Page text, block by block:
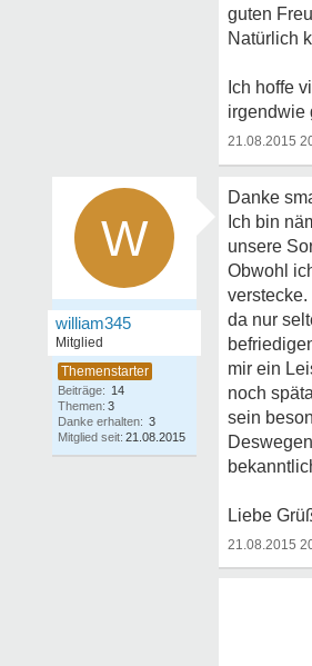
guten
Natürlich
Ich hoffe
irgendwie
21.08.2015
W
william345
Mitglied
Beiträge: 14
Themen: 3
Danke erhalten: 3
Mitglied seit: 21.08.2015
Danke
Ich bin
unsere
Obwohl
da nur
mir ein
noch
sein
Liebe
21.08.2015